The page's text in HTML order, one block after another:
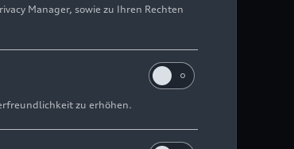
Manager, sowie zu Ihren Rechten
zu erhöhen.